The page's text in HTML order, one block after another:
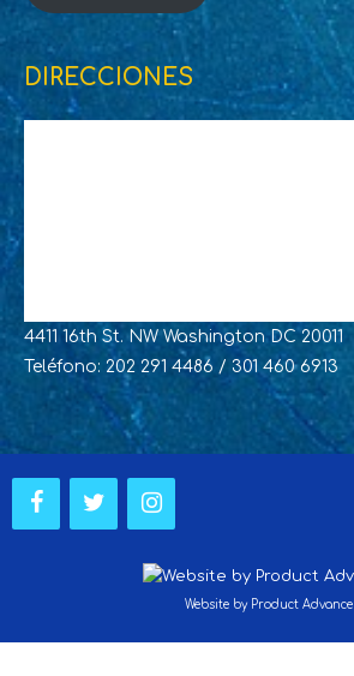
DIRECCIONES
4411 16th St. NW Washington DC 20011
Teléfono: 202 291 4486 / 301 460 6913
Website by Product Advance